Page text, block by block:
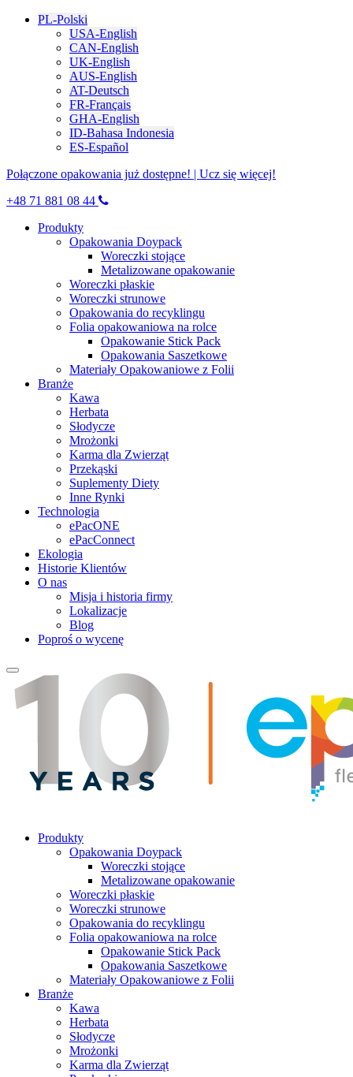
PL-Polski
USA-English
CAN-English
UK-English
AUS-English
AT-Deutsch
FR-Français
GHA-English
ID-Bahasa Indonesia
ES-Español
Połączone opakowania już dostępne! | Ucz się więcej!
+48 71 881 08 44
Produkty
Opakowania Doypack
Woreczki stojące
Metalizowane opakowanie
Woreczki płaskie
Woreczki strunowe
Opakowania do recyklingu
Folia opakowaniowa na rolce
Opakowanie Stick Pack
Opakowania Saszetkowe
Materiały Opakowaniowe z Folii
Branże
Kawa
Herbata
Słodycze
Mrożonki
Karma dla Zwierząt
Przekąski
Suplementy Diety
Inne Rynki
Technologia
ePacONE
ePacConnect
Ekologia
Historie Klientów
O nas
Misja i historia firmy
Lokalizacje
Blog
Poproś o wycenę
Produkty
Opakowania Doypack
Woreczki stojące
Metalizowane opakowanie
Woreczki płaskie
Woreczki strunowe
Opakowania do recyklingu
Folia opakowaniowa na rolce
Opakowanie Stick Pack
Opakowania Saszetkowe
Materiały Opakowaniowe z Folii
Branże
Kawa
Herbata
Słodycze
Mrożonki
Karma dla Zwierząt